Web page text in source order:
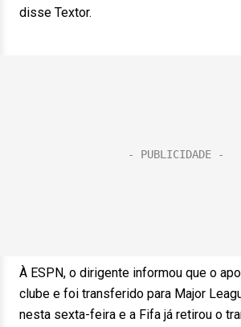
disse Textor.
À ESPN, o dirigente informou que o
clube e foi transferido para Major
nesta sexta-feira e a Fifa já retirou o